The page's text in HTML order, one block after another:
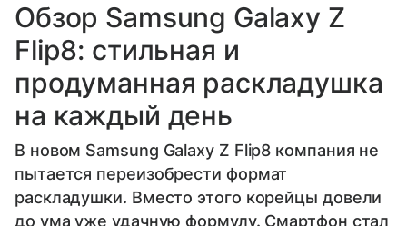
Обзор Samsung Galaxy Z
Flip8: стильная и
продуманная раскладушка
на каждый день
В новом Samsung Galaxy Z Flip8 компания не
пытается переизобрести формат
раскладушки. Вместо этого корейцы довели
до ума уже удачную формулу. Смартфон стал